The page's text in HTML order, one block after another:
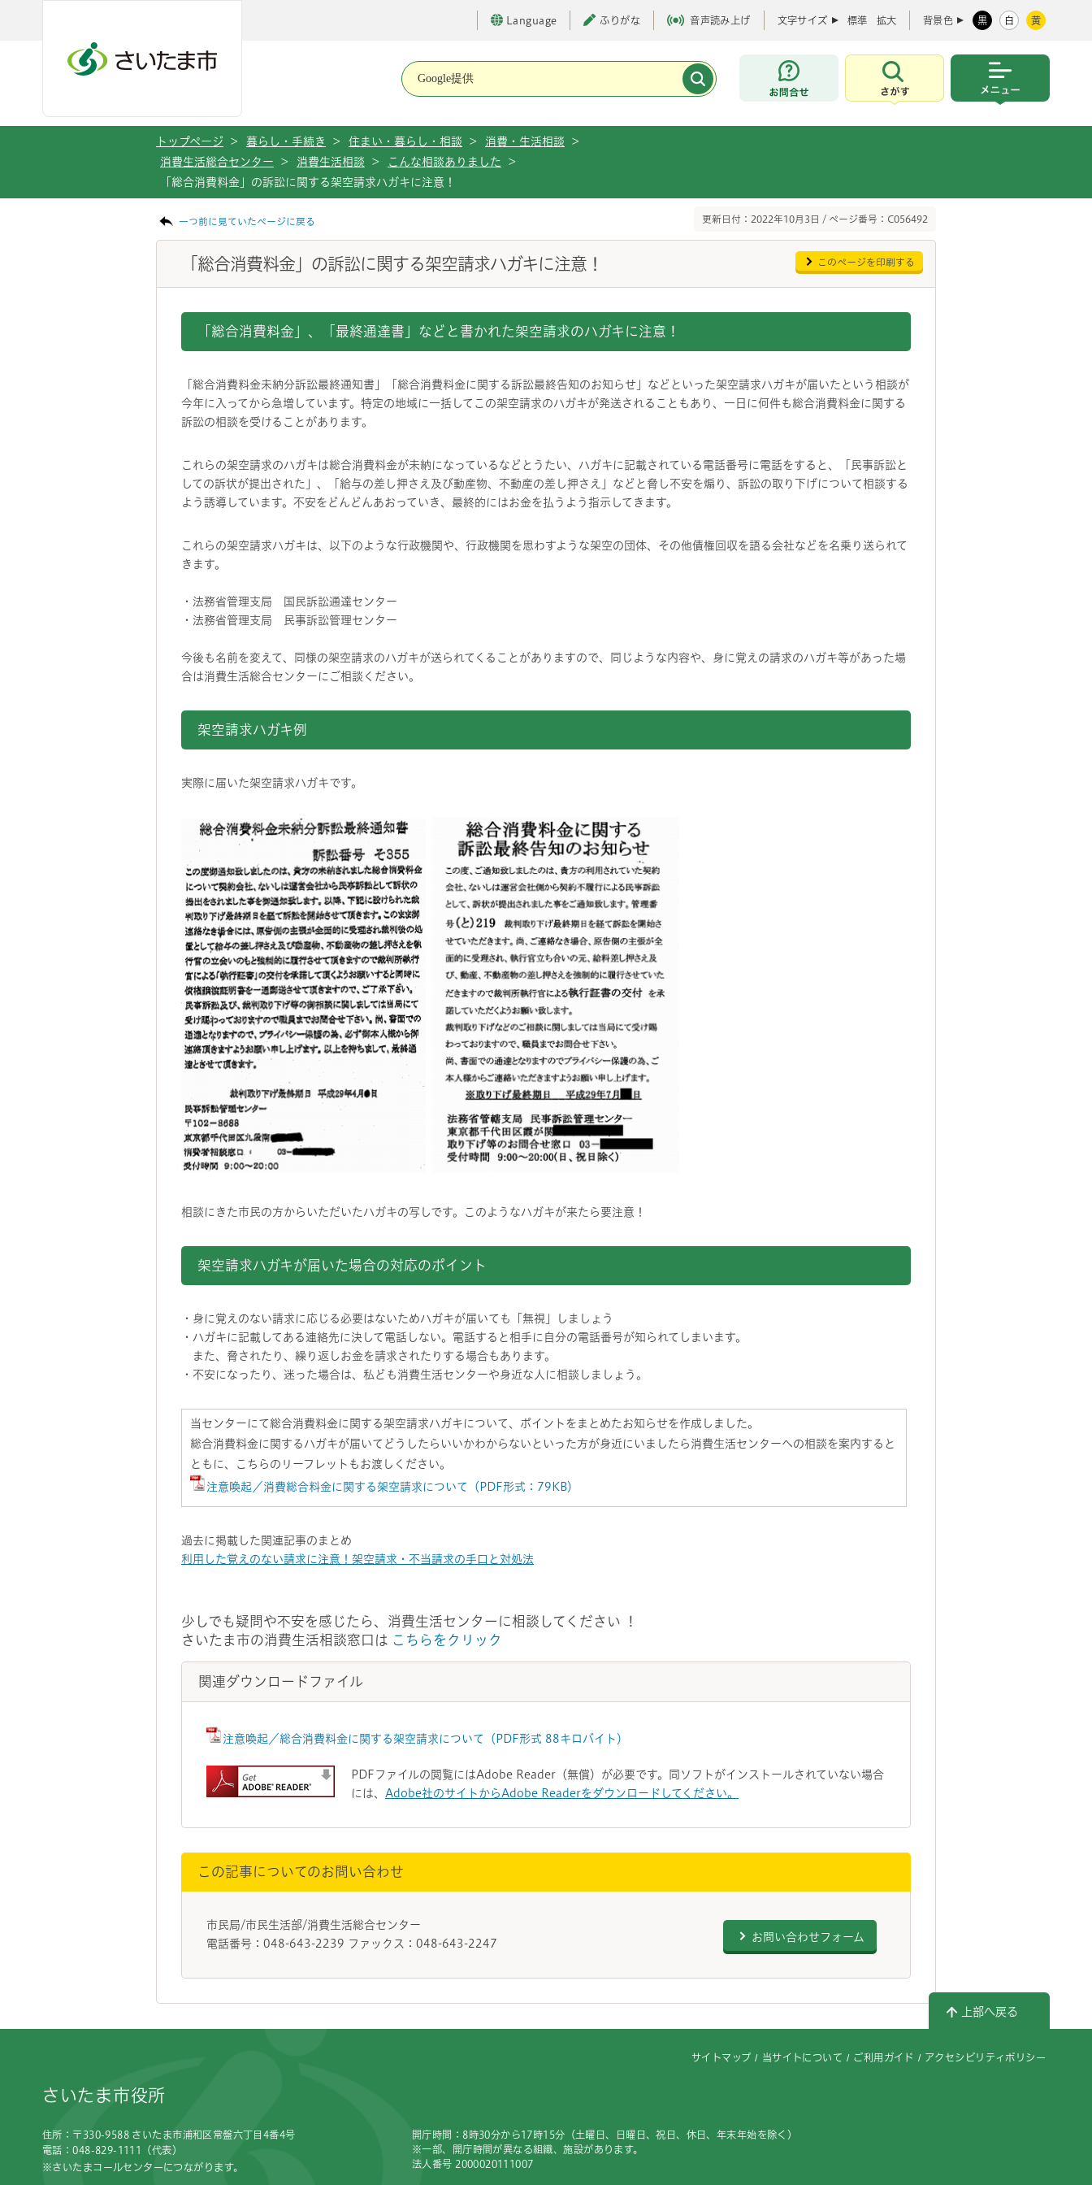
Language ふりがな 音声読み上げ 文字サイズ 標準 拡大 背景色 黒 白 黄
お問合せ
さがす
トップページ > 暮らし・手続き > 住まい・暮らし・相談 > 消費・生活相談
>
消費生活総合センター
> 消費生活相談 > こんな相談ありました
>
「総合消費料金」の訴訟に関する架空請求ハガキに注意！
一つ前に見ていたページに戻る 更新日付：2022年10月3日 / ページ番号：C056492
「総合消費料金」の訴訟に関する架空請求ハガキに注意！ このページを印刷する
「総合消費料金」、「最終通達書」などと書かれた架空請求のハガキに注意！
「総合消費料金未納分訴訟最終通知書」「総合消費料金に関する訴訟最終告知のお知らせ」などといった架空請求ハガキが届いたという相談が
今年に入ってから急増しています。特定の地域に一括してこの架空請求のハガキが発送されることもあり、一日に何件も総合消費料金に関する
訴訟の相談を受けることがあります。
これらの架空請求のハガキは総合消費料金が未納になっているなどとうたい、ハガキに記載されている電話番号に電話をすると、「民事訴訟と
しての訴状が提出された」、「給与の差し押さえ及び動産物、不動産の差し押さえ」などと脅し不安を煽り、訴訟の取り下げについて相談する
よう誘導しています。不安をどんどんあおっていき、最終的にはお金を払うよう指示してきます。
これらの架空請求ハガキは、以下のような行政機関や、行政機関を思わすような架空の団体、その他債権回収を語る会社などを名乗り送られて
きます。
・法務省管理支局 国民訴訟通達センター
・法務省管理支局 民事訴訟管理センター
今後も名前を変えて、同様の架空請求のハガキが送られてくることがありますので、同じような内容や、身に覚えの請求のハガキ等があった場
合は消費生活総合センターにご相談ください。
架空請求ハガキ例
実際に届いた架空請求ハガキです。
相談にきた市民の方からいただいたハガキの写しです。このようなハガキが来たら要注意！
架空請求ハガキが届いた場合の対応のポイント
・身に覚えのない請求に応じる必要はないためハガキが届いても「無視」しましょう
・ハガキに記載してある連絡先に決して電話しない。電話すると相手に自分の電話番号が知られてしまいます。
また、脅されたり、繰り返しお金を請求されたりする場合もあります。
・不安になったり、迷った場合は、私ども消費生活センターや身近な人に相談しましょう。
当センターにて総合消費料金に関する架空請求ハガキについて、ポイントをまとめたお知らせを作成しました。
総合消費料金に関するハガキが届いてどうしたらいいかわからないといった方が身近にいましたら消費生活センターへの相談を案内すると
ともに、こちらのリーフレットもお渡しください。
注意喚起／消費総合料金に関する架空請求について（PDF形式：79KB）
過去に掲載した関連記事のまとめ
利用した覚えのない請求に注意！架空請求・不当請求の手口と対処法
少しでも疑問や不安を感じたら、消費生活センターに相談してください ！
さいたま市の消費生活相談窓口は こちらをクリック
関連ダウンロードファイル
注意喚起／総合消費料金に関する架空請求について（PDF形式 88キロバイト）
PDFファイルの閲覧にはAdobe Reader（無償）が必要です。同ソフトがインストールされていない場合
には、 Adobe社のサイトからAdobe Readerをダウンロードしてください。
この記事についてのお問い合わせ
市民局/市民生活部/消費生活総合センター
電話番号：048-643-2239 ファックス：048-643-2247
お問い合わせフォーム
上部へ戻る
サイトマップ 当サイトについて ご利用ガイド アクセシビリティポリシー
さいたま市役所
住所：〒330-9588 さいたま市浦和区常盤六丁目4番4号
電話：048-829-1111（代表）
※さいたまコールセンターにつながります。
開庁時間：8時30分から17時15分（土曜日、日曜日、祝日、休日、年末年始を除く）
※一部、開庁時間が異なる組織、施設があります。
法人番号 2000020111007